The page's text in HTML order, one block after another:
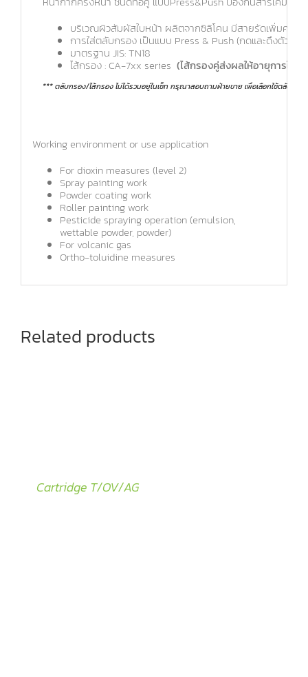
บริเวณผิวสัมผัสใบหน้า ผลิตจากซิลิโคน มีสายรัดเพิ่มความ
การใส่ตลับกรอง เป็นแบบ Press & Push (กดและดึงตัวล็อ
มาตรฐาน JIS: TN18
ไส้กรอง : CA-7xx series (ไส้กรองคู่ส่งผลให้อายุการใช้ง
*** ตลับกรอง/ไส้กรอง ไม่ได้รวมอยู่ในเซ็ท กรุณาสอบถามฝ่ายขาย เพื่อเลือกใช้ตลับก
Working environment or use application
For dioxin measures (level 2)
Spray painting work
Powder coating work
Roller painting work
Pesticide spraying operation (emulsion,
wettable powder, powder)
For volcanic gas
Ortho-toluidine measures
Related products
Cartridge T/OV/AG